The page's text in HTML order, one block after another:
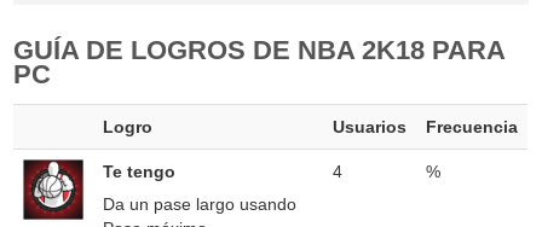
GUÍA DE LOGROS DE NBA 2K18 PARA
PC
Logro Usuarios Frecuencia
Te tengo
Da un pase largo usando
4 %